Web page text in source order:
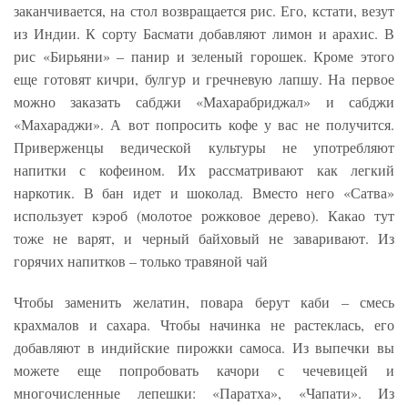
заканчивается, на стол возвращается рис. Его, кстати, везут
из Индии. К сорту Басмати добавляют лимон и арахис. В
рис «Бирьяни» – панир и зеленый горошек. Кроме этого
еще готовят кичри, булгур и гречневую лапшу. На первое
можно заказать сабджи «Махарабриджал» и сабджи
«Махараджи». А вот попросить кофе у вас не получится.
Приверженцы ведической культуры не употребляют
напитки с кофеином. Их рассматривают как легкий
наркотик. В бан идет и шоколад. Вместо него «Сатва»
использует кэроб (молотое рожковое дерево). Какао тут
тоже не варят, и черный байховый не заваривают. Из
горячих напитков – только травяной чай
Чтобы заменить желатин, повара берут каби – смесь
крахмалов и сахара. Чтобы начинка не растеклась, его
добавляют в индийские пирожки самоса. Из выпечки вы
можете еще попробовать качори с чечевицей и
многочисленные лепешки: «Паратха», «Чапати». Из